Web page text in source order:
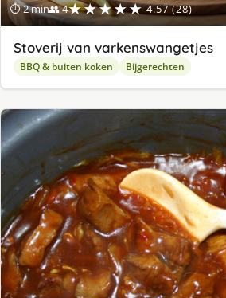
⏱ 2 min👥 4★★★★★ 4.57 (28)
Stoverij van varkenswangetjes
BBQ & buiten koken Bijgerechten